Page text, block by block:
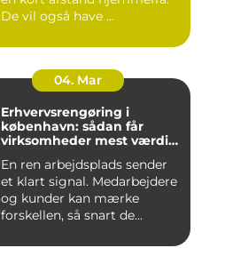
De vil også have ...
04. Mar
Erhvervsrengøring i
københavn: sådan får
virksomheder mest værdi
En ren arbejdsplads sender
et klart signal. Medarbejdere
og kunder kan mærke
forskellen, så snart de...